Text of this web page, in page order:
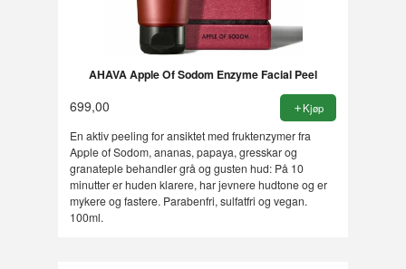
AHAVA Apple Of Sodom Enzyme Facial Peel
699,00 Kjøp
En aktiv peeling for ansiktet med fruktenzymer fra
Apple of Sodom, ananas, papaya, gresskar og
granateple behandler grå og gusten hud: På 10
minutter er huden klarere, har jevnere hudtone og er
mykere og fastere. Parabenfri, sulfatfri og vegan.
100ml.